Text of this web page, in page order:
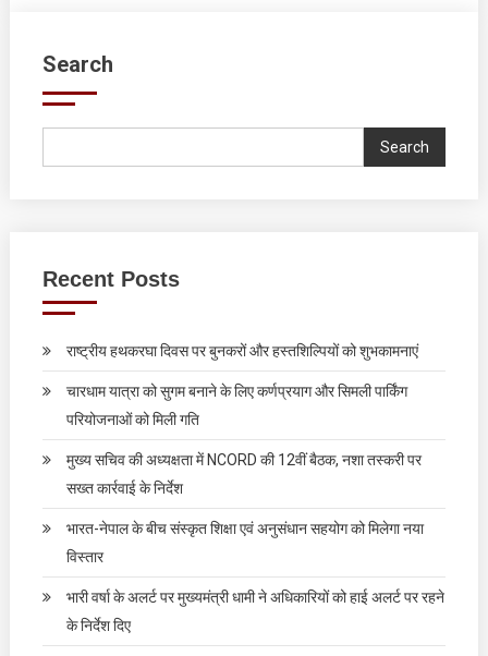
Search
Search
Recent Posts
राष्ट्रीय हथकरघा दिवस पर बुनकरों और हस्तशिल्पियों को शुभकामनाएं
चारधाम यात्रा को सुगम बनाने के लिए कर्णप्रयाग और सिमली पार्किंग
परियोजनाओं को मिली गति
मुख्य सचिव की अध्यक्षता में NCORD की 12वीं बैठक, नशा तस्करी पर
सख्त कार्रवाई के निर्देश
भारत-नेपाल के बीच संस्कृत शिक्षा एवं अनुसंधान सहयोग को मिलेगा नया
विस्तार
भारी वर्षा के अलर्ट पर मुख्यमंत्री धामी ने अधिकारियों को हाई अलर्ट पर रहने
के निर्देश दिए